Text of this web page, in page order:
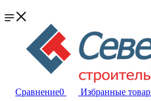
Сравнение0 Избранные